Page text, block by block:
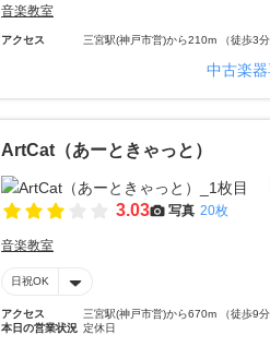
音楽教室
アクセス 三宮駅(神戸市営)から210m （徒歩3分
中古楽
ArtCat（あーときゃっと）
3.03 写真 20枚
音楽教室
日祝OK
アクセス
三宮駅(神戸市営)から670m （徒歩9分
本日の営業状況 定休日